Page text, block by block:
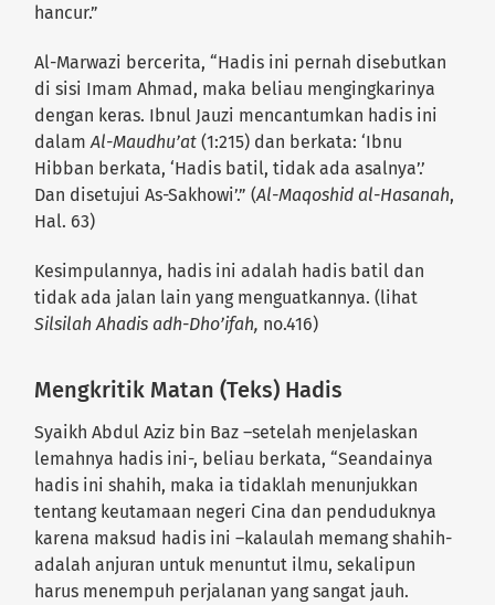
hancur.”
Al-Marwazi bercerita, “Hadis ini pernah disebutkan
di sisi Imam Ahmad, maka beliau mengingkarinya
dengan keras. Ibnul Jauzi mencantumkan hadis ini
dalamAl-Maudhu’at (1:215) dan berkata: ‘Ibnu
Hibban berkata, ‘Hadis batil, tidak ada asalnya’.’
Dan disetujui As-Sakhowi’.” (Al-Maqoshid al-Hasanah,
Hal. 63)
Kesimpulannya, hadis ini adalah hadis batil dan
tidak ada jalan lain yang menguatkannya. (lihat
Silsilah Ahadis adh-Dho’ifah, no.416)
Mengkritik Matan (Teks) Hadis
Syaikh Abdul Aziz bin Baz –setelah menjelaskan
lemahnya hadis ini-, beliau berkata, “Seandainya
hadis ini shahih, maka ia tidaklah menunjukkan
tentang keutamaan negeri Cina dan penduduknya
karena maksud hadis ini –kalaulah memang shahih-
adalah anjuran untuk menuntut ilmu, sekalipun
harus menempuh perjalanan yang sangat jauh.